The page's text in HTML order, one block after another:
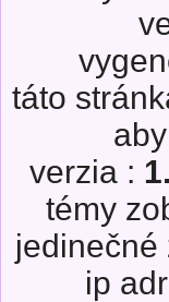
táto
verzia :
témy
jedinečné
ip